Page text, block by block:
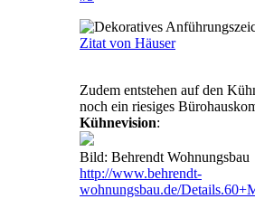
Zitat von Häuser
Zudem entstehen auf den
noch ein riesiges
Kühnevision:
Bild: Behrendt Wohnungsbau
http://www.behrendt-
wohnungsbau.de/